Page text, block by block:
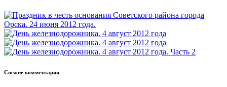
Свежие комментарии